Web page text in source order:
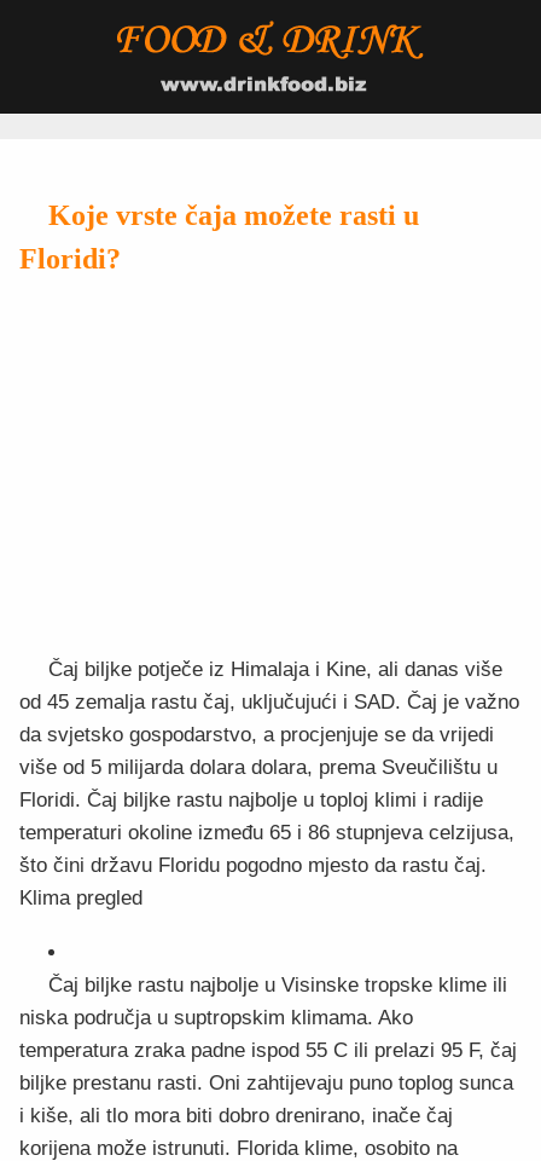
Koje vrste čaja možete rasti u
Floridi?
Čaj biljke potječe iz Himalaja i Kine, ali danas više
od 45 zemalja rastu čaj, uključujući i SAD. Čaj je važno
da svjetsko gospodarstvo, a procjenjuje se da vrijedi
više od 5 milijarda dolara dolara, prema Sveučilištu u
Floridi. Čaj biljke rastu najbolje u toploj klimi i radije
temperaturi okoline između 65 i 86 stupnjeva celzijusa,
što čini državu Floridu pogodno mjesto da rastu čaj.
Klima pregled
Čaj biljke rastu najbolje u Visinske tropske klime ili
niska područja u suptropskim klimama. Ako
temperatura zraka padne ispod 55 C ili prelazi 95 F, čaj
biljke prestanu rasti. Oni zahtijevaju puno toplog sunca
i kiše, ali tlo mora biti dobro drenirano, inače čaj
korijena može istrunuti. Florida klime, osobito na